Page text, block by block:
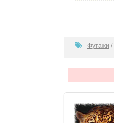
Футажи /